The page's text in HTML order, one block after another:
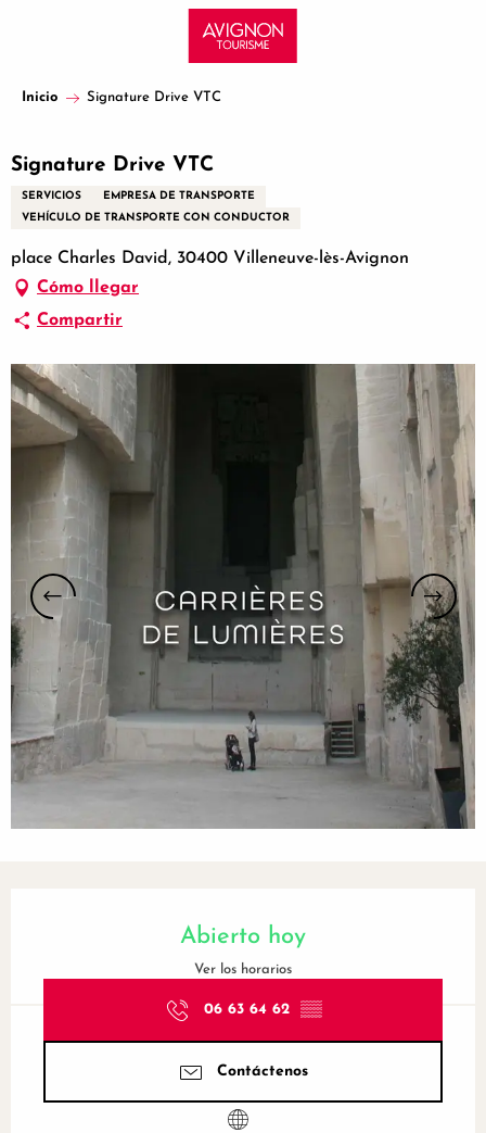
principal
Inicio Signature Drive VTC
Signature Drive VTC
SERVICIOS
EMPRESA DE TRANSPORTE
VEHÍCULO DE TRANSPORTE CON CONDUCTOR
place Charles David, 30400 Villeneuve-lès-Avignon
Cómo llegar
Compartir
Abierto hoy
Ver los horarios
06 63 64 62 ▒▒
Contáctenos